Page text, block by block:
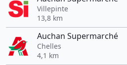
Villepinte
13,8 km
Auchan Supermarché
Chelles
4,1 km